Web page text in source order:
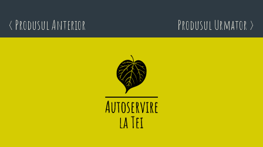
< Produsul Anterior Produsul Urmator >